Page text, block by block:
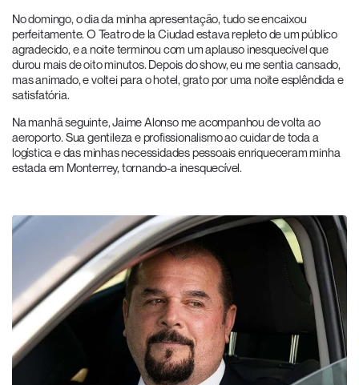
No domingo, o dia da minha apresentação, tudo se encaixou
perfeitamente. O Teatro de la Ciudad estava repleto de um público
agradecido, e a noite terminou com um aplauso inesquecível que
durou mais de oito minutos. Depois do show, eu me sentia cansado,
mas animado, e voltei para o hotel, grato por uma noite esplêndida e
satisfatória.
Na manhã seguinte, Jaime Alonso me acompanhou de volta ao
aeroporto. Sua gentileza e profissionalismo ao cuidar de toda a
logística e das minhas necessidades pessoais enriqueceram minha
estada em Monterrey, tornando-a inesquecível.